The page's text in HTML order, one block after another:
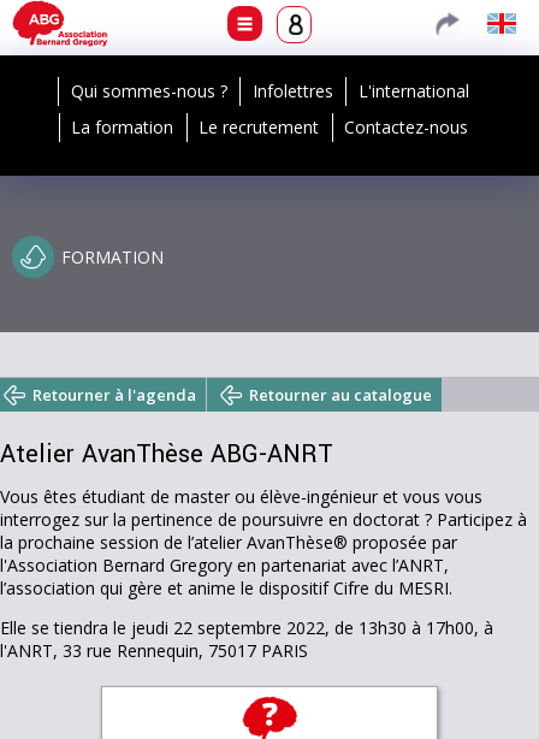
Qui sommes-nous ? Infolettres
L'international
La formation
Le recrutement Contactez-nous
FORMATION
Retourner à l'agenda Retourner au catalogue
Atelier AvanThèse ABG-ANRT
Vous êtes étudiant de master ou élève-ingénieur et vous vous
interrogez sur la pertinence de poursuivre en doctorat ? Participez à
la prochaine session de l’atelier AvanThèse® proposée par
l'Association Bernard Gregory en partenariat avec l’ANRT,
l’association qui gère et anime le dispositif Cifre du MESRI.
Elle se tiendra le jeudi 22 septembre 2022, de 13h30 à 17h00, à
l'ANRT, 33 rue Rennequin, 75017 PARIS